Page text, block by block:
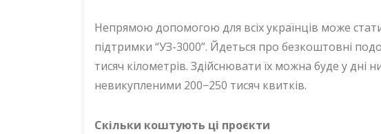
Непрямою допомогою для всіх українців може
підтримки “УЗ-3000”. Йдеться про безкоштовні
тисяч кілометрів. Здійснювати їх можна буде у
невикупленими 200−250 тисяч квитків.
Скільки коштують ці проєкти